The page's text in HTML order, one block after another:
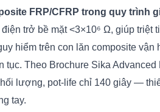
FRP/CFRP trong quy trình
điện trở bề mặt <3×10⁶ Ω, giúp
hiểm trên con lăn composite
tục. Theo Brochure Sika
lượng, pot-life chỉ 140 giây —
tay.